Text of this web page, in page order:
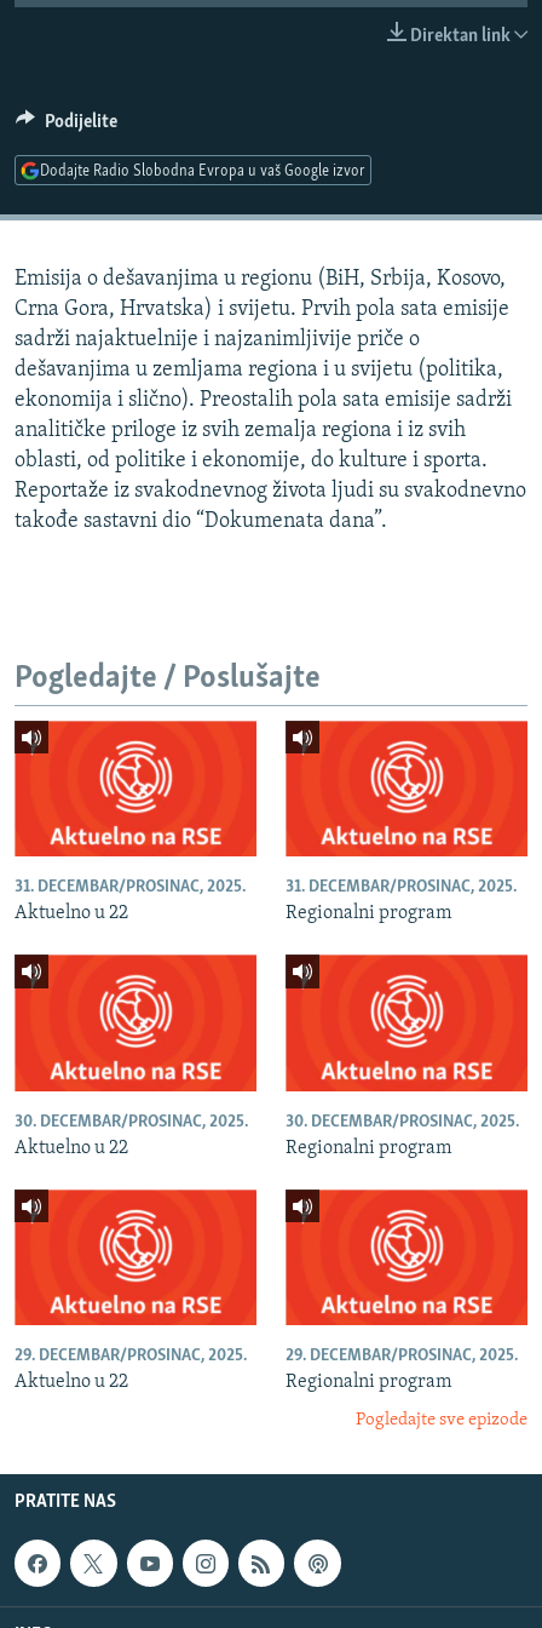
SPECIJALI RSE
VIŠE OD NASLOVA
TV LIBERTY
POST SCRIPTUM
MOJA EVROPA
TRI DECENIJE OD RATA U BIH
SVE KARTE DEJTONA
NASTANAK I RASPAD JUGOSLAVIJE
PRATITE NAS
Sve RFE/RL stranice
Direktan link
Podijelite
Dodajte Radio Slobodna Evropa u vaš Google izvor
Emisija o dešavanjima u regionu (BiH, Srbija, Kosovo,
Crna Gora, Hrvatska) i svijetu. Prvih pola sata emisije
sadrži najaktuelnije i najzanimljivije priče o
dešavanjima u zemljama regiona i u svijetu (politika,
ekonomija i slično). Preostalih pola sata emisije sadrži
analitičke priloge iz svih zemalja regiona i iz svih
oblasti, od politike i ekonomije, do kulture i sporta.
Reportaže iz svakodnevnog života ljudi su svakodnevno
takođe sastavni dio “Dokumenata dana”.
Pogledajte / Poslušajte
31. DECEMBAR/PROSINAC, 2025.
Aktuelno u 22
31. DECEMBAR/PROSINAC, 2025.
Regionalni program
30. DECEMBAR/PROSINAC, 2025.
Aktuelno u 22
30. DECEMBAR/PROSINAC, 2025.
Regionalni program
29. DECEMBAR/PROSINAC, 2025.
Aktuelno u 22
29. DECEMBAR/PROSINAC, 2025.
Regionalni program
Pogledajte sve epizode
PRATITE NAS